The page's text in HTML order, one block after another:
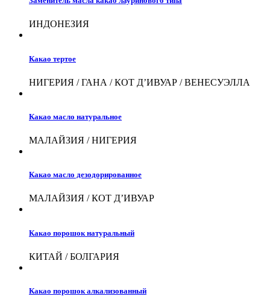
ИНДОНЕЗИЯ
Какао тертое
НИГЕРИЯ / ГАНА / КОТ Д’ИВУАР / ВЕНЕСУЭЛЛА
Какао масло натуральное
МАЛАЙЗИЯ / НИГЕРИЯ
Какао масло дезодорированное
МАЛАЙЗИЯ / КОТ Д’ИВУАР
Какао порошок натуральный
КИТАЙ / БОЛГАРИЯ
Какао порошок алкализованный